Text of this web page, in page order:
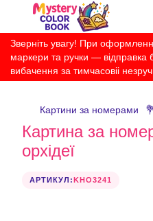
Зверніть увагу! При
маркери та ручки —
вибачення за тимчасовіі
Картини за номерами
Картина за
орхідеї
АРТИКУЛ:KHO3241